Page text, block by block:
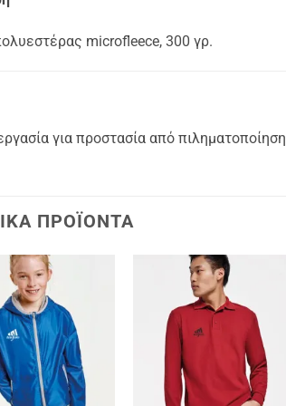
microfleece, 300 γρ.
για προστασία από πιληματοποίηση
ΠΡΟΪΌΝΤΑ
wishlist
Add to
wishlist